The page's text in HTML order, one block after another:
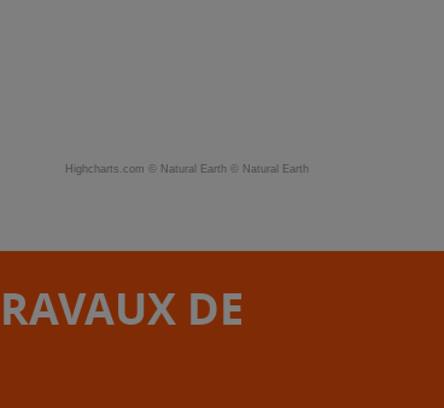
Highcharts.com © Natural Earth © Natural Earth
DE